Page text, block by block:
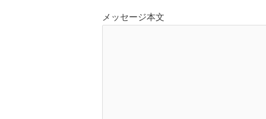
メッセージ本文